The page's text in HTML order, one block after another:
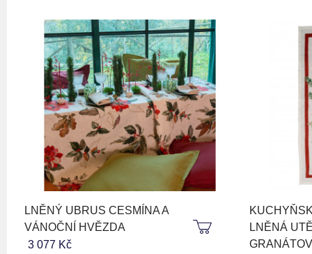
LNĚNÝ UBRUS CESMÍNA A
VÁNOČNÍ HVĚZDA
3 077 Kč
LNĚNÁ